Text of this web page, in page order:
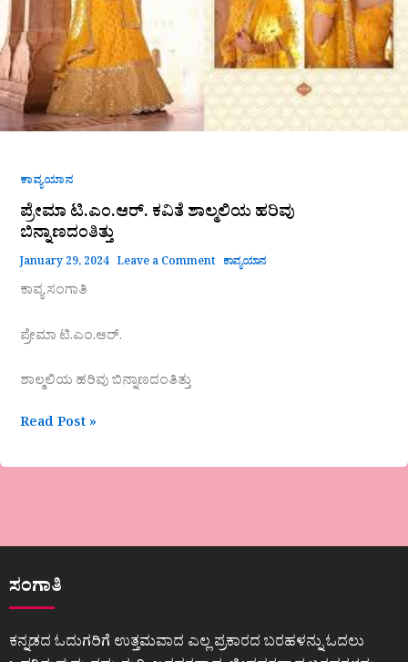
ಕಾವ್ಯಯಾನ
ಪ್ರೇಮಾ ಟಿ.ಎಂ.ಆರ್. ಕವಿತೆ ಶಾಲ್ಮಲಿಯ ಹರಿವು
ಬಿನ್ನಾಣದಂತಿತ್ತು
January 29, 2024 Leave a Comment ಕಾವ್ಯಯಾನ
ಕಾವ್ಯ ಸಂಗಾತಿ
ಪ್ರೇಮಾ ಟಿ.ಎಂ.ಆರ್.
ಶಾಲ್ಮಲಿಯ ಹರಿವು ಬಿನ್ನಾಣದಂತಿತ್ತು
Read Post »
ಸಂಗಾತಿ
ಕನ್ನಡದ ಓದುಗರಿಗೆ ಉತ್ತಮವಾದ ಎಲ್ಲ ಪ್ರಕಾರದ ಬರಹಳನ್ನು ಓದಲು